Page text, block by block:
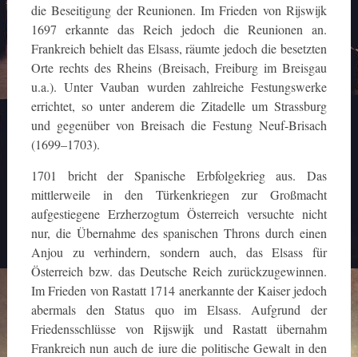
die Beseitigung der Reunionen. Im Frieden von Rijswijk
1697 erkannte das Reich jedoch die Reunionen an.
Frankreich behielt das Elsass, räumte jedoch die besetzten
Orte rechts des Rheins (Breisach, Freiburg im Breisgau
u.a.). Unter Vauban wurden zahlreiche Festungswerke
errichtet, so unter anderem die Zitadelle um Strassburg
und gegenüber von Breisach die Festung Neuf-Brisach
(1699–1703).
1701 bricht der Spanische Erbfolgekrieg aus. Das
mittlerweile in den Türkenkriegen zur Großmacht
aufgestiegene Erzherzogtum Österreich versuchte nicht
nur, die Übernahme des spanischen Throns durch einen
Anjou zu verhindern, sondern auch, das Elsass für
Österreich bzw. das Deutsche Reich zurückzugewinnen.
Im Frieden von Rastatt 1714 anerkannte der Kaiser jedoch
abermals den Status quo im Elsass. Aufgrund der
Friedensschlüsse von Rijswijk und Rastatt übernahm
Frankreich nun auch de iure die politische Gewalt in den